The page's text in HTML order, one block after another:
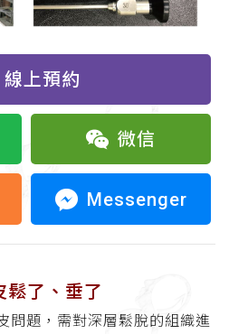
線上預約
微信
Messenger
鬆了、垂了
問題，需對深層鬆脫的組織進